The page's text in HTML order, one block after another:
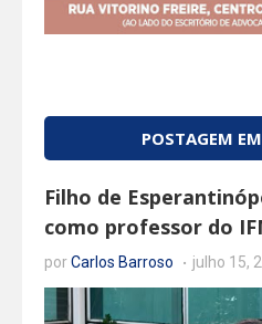
POSTAGEM
Filho de
como professor do
porCarlos Barroso julho 15,